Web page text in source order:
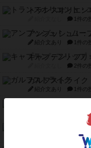
トランスオリエン
1件の
アンブッシュ！：
紹介文あり 1件の
キャプテン・フ
2件の
ガルフストライク
紹介文あり 1件の
8件の
12件